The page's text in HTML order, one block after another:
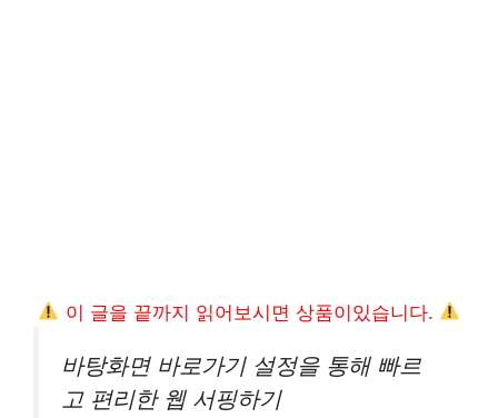
이 글을 끝까지 읽어보시면 상품이있습니다.
바탕화면 바로가기 설정을 통해 빠르
고 편리한 웹 서핑하기